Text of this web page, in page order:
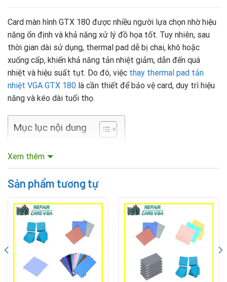
Card màn hình GTX 180 được nhiều người lựa chọn nhờ hiệu
năng ổn định và khả năng xử lý đồ họa tốt. Tuy nhiên, sau
thời gian dài sử dụng, thermal pad dễ bị chai, khô hoặc
xuống cấp, khiến khả năng tản nhiệt giảm, dẫn đến quá
nhiệt và hiệu suất tụt. Do đó, việc thay thermal pad tản
nhiệt VGA GTX 180 là cần thiết để bảo vệ card, duy trì hiệu
năng và kéo dài tuổi thọ.
Mục lục nội dung
Khi nào cần thay thermal pad VGA GTX 180?
quạt chạy to liên tục, xuất hiện tình trạng giật lag khi chơi
hiệu thermal pad đã hỏng và cần thay thế ngay.
Lợi ích khi thay thermal pad VGA GTX 180
Giúp card duy trì nhiệt độ ổn định, tránh quá nhiệt.
Đảm bảo hiệu năng mượt mà trong gaming và làm việc
Xem thêm
Sản phẩm tương tự